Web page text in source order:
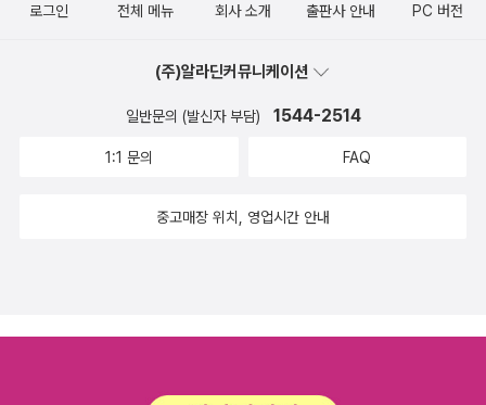
한다. 그래야 이 나라 앞날이 환하다. 이따금 어른들은 바깥일을 보느
워서 하루그림을 새로 그리며 쉬어야 한다. 이런 길과 나라여야 어깨
동무를 하고 사랑을 나눈다. 나흘째 늦도록 바깥일을 보느라 졸립다.
기쓰기를 하자.ㅍㄹㄴ글 : 숲노래·파란놀(최종규). 낱말책을 쓴다.
《들꽃내음 따라 걷다가 작은책집을 보았습니다》, 《우리말꽃》, 《쉬운
로그인 전체 메뉴 회사 소개 출판사 안내 PC 버전
(주)알라딘커뮤니케이션
일반문의 (발신자 부담) 1544-2514
1:1 문의 FAQ
중고매장 위치, 영업시간 안내